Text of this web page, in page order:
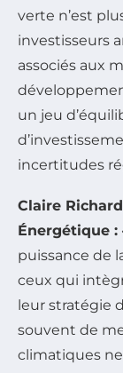
verte n’est
investisseurs
associés aux
un jeu
incertitudes
Claire
Énergétique :
puissance de
ceux qui
leur stratégie
souvent de
climatiques